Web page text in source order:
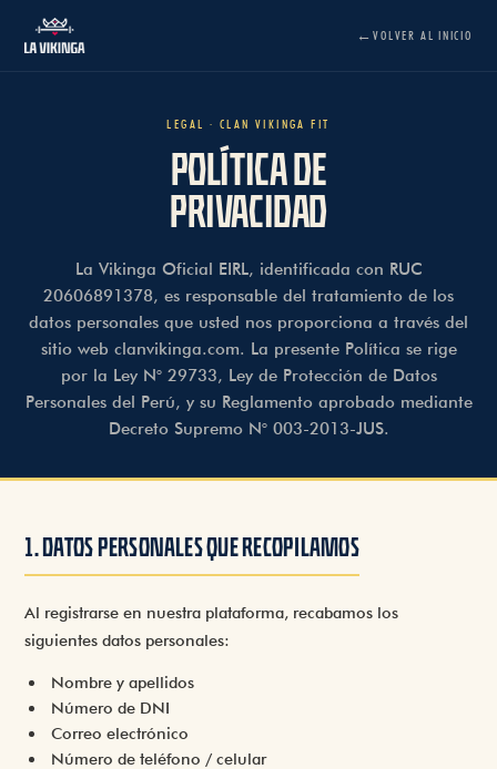
VOLVER AL INICIO
LEGAL · CLAN VIKINGA FIT
POLÍTICA DE
PRIVACIDAD
La Vikinga Oficial EIRL, identificada con RUC
20606891378, es responsable del tratamiento de los
datos personales que usted nos proporciona a través del
sitio web clanvikinga.com. La presente Política se rige
por la Ley N° 29733, Ley de Protección de Datos
Personales del Perú, y su Reglamento aprobado mediante
Decreto Supremo N° 003-2013-JUS.
1. DATOS PERSONALES QUE RECOPILAMOS
Al registrarse en nuestra plataforma, recabamos los
siguientes datos personales:
Nombre y apellidos
Número de DNI
Correo electrónico
Número de teléfono / celular